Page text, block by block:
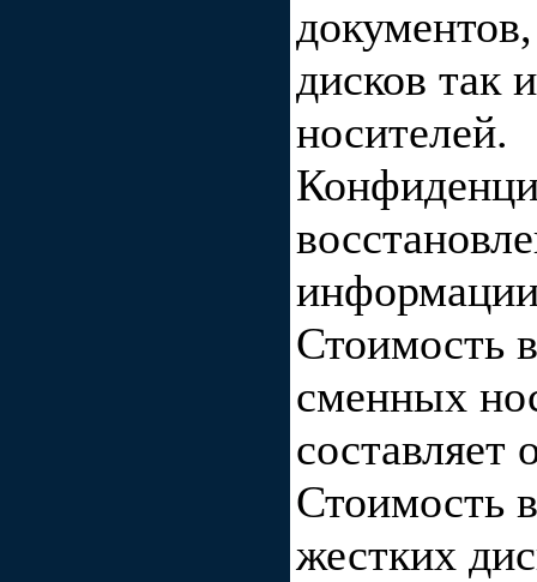
дисков так
носителей.
информации
Стоимость
сменных
составляет
Стоимость
жестких